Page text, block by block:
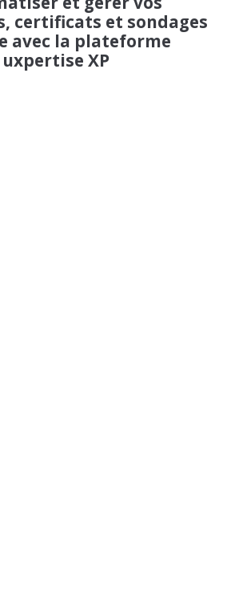
certificats et sondages
avec la plateforme
uxpertise XP